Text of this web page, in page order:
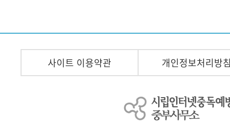
사이트 이용약관 개인정보처리방